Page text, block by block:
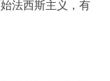
法西斯主义，有